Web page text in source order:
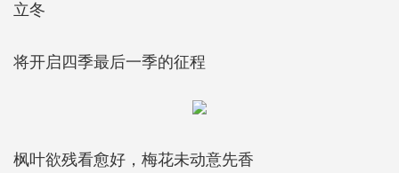
立冬
将开启四季最后一季的征程
枫叶欲残看愈好，梅花未动意先香